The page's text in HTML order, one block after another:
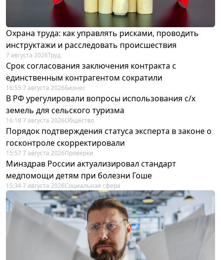
Охрана труда: как управлять рисками, проводить
инструктажи и расследовать происшествия
7 августа 2026Труд
Срок согласования заключения контракта с
единственным контрагентом сократили
16:55 7 августа 2026Бизнес
В РФ урегулировали вопросы использования с/х
земель для сельского туризма
16:18 7 августа 2026Общество
Порядок подтверждения статуса эксперта в законе о
госконтроле скорректировали
15:57 7 августа 2026Проверки
Минздрав России актуализировал стандарт
медпомощи детям при болезни Гоше
15:34 7 августа 2026Социальная сфера